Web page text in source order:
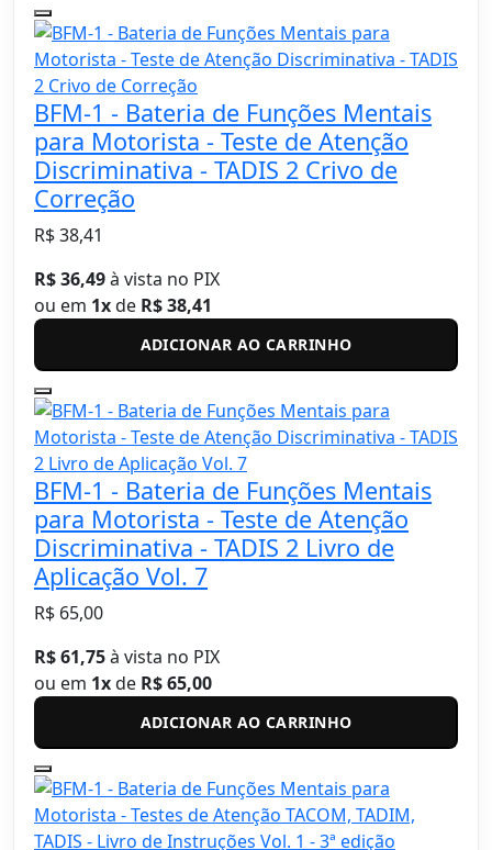
BFM-1 - Bateria de Funções Mentais
para Motorista - Teste de Atenção
Discriminativa - TADIS 2 Crivo de
Correção
R$ 38,41
R$ 36,49à vista no PIX
ou em 1xde R$ 38,41
ADICIONAR AO CARRINHO
BFM-1 - Bateria de Funções Mentais
para Motorista - Teste de Atenção
Discriminativa - TADIS 2 Livro de
Aplicação Vol. 7
R$ 65,00
R$ 61,75à vista no PIX
ou em 1xde R$ 65,00
ADICIONAR AO CARRINHO